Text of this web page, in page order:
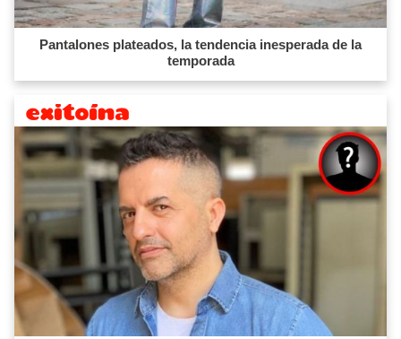
Pantalones plateados, la tendencia inesperada de la
temporada